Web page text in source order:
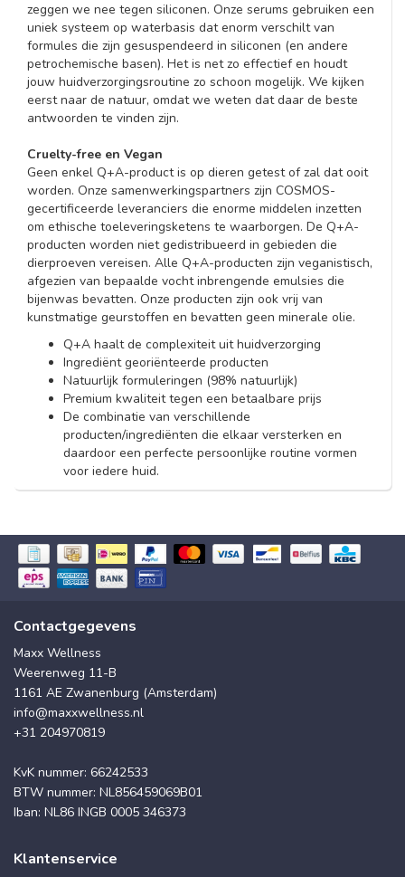
zeggen we nee tegen siliconen. Onze serums gebruiken een
uniek systeem op waterbasis dat enorm verschilt van
formules die zijn gesuspendeerd in siliconen (en andere
petrochemische basen). Het is net zo effectief en houdt
jouw huidverzorgingsroutine zo schoon mogelijk. We kijken
eerst naar de natuur, omdat we weten dat daar de beste
antwoorden te vinden zijn.
Cruelty-free en Vegan
Geen enkel Q+A-product is op dieren getest of zal dat ooit
worden. Onze samenwerkingspartners zijn COSMOS-
gecertificeerde leveranciers die enorme middelen inzetten
om ethische toeleveringsketens te waarborgen. De Q+A-
producten worden niet gedistribueerd in gebieden die
dierproeven vereisen. Alle Q+A-producten zijn veganistisch,
afgezien van bepaalde vocht inbrengende emulsies die
bijenwas bevatten. Onze producten zijn ook vrij van
kunstmatige geurstoffen en bevatten geen minerale olie.
Q+A haalt de complexiteit uit huidverzorging
Ingrediënt georiënteerde producten
Natuurlijk formuleringen (98% natuurlijk)
Premium kwaliteit tegen een betaalbare prijs
De combinatie van verschillende
producten/ingrediënten die elkaar versterken en
daardoor een perfecte persoonlijke routine vormen
voor iedere huid.
Contactgegevens
Maxx Wellness
Weerenweg 11-B
1161 AE Zwanenburg (Amsterdam)
info@maxxwellness.nl
+31 204970819
KvK nummer: 66242533
BTW nummer: NL856459069B01
Iban: NL86 INGB 0005 346373
Klantenservice